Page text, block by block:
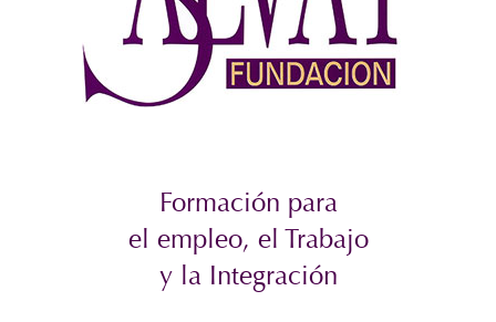
Formación para
el empleo, el Trabajo
y la Integración